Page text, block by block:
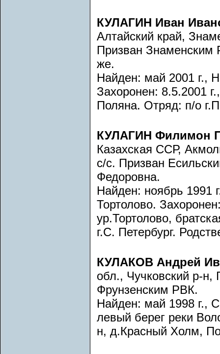
КУЛАГИН Иван
Алтайский край,
Призван Знаменским
же.
Найден: май 2001 г.,
Захоронен: 8.5.2001
Поляна. Отряд: п/о
КУЛАГИН Филимон
Казахская ССР,
с/с. Призван
Федоровна.
Найден: ноябрь 1991
Тортолово.
ур.Тортолово,
г.С. Петербург.
КУЛАКОВ Андрей
обл., Чучковский р-н,
Фрунзенским РВК.
Найден: май 1998 г.,
левый берег реки
н, д.Красный Холм,